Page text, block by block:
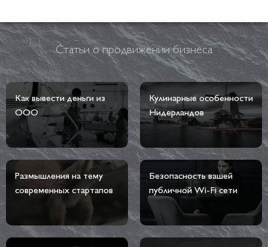
Статьи о продвижении бизнеса
Как вывести деньги из
ООО
Кулинарные особенности
Нидерландов
Размышления на тему
современных стартапов
Безопасность вашей
публичной Wi-Fi сети